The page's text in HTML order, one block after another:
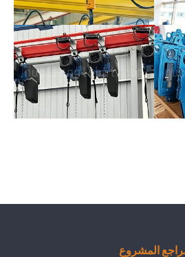
المشروع